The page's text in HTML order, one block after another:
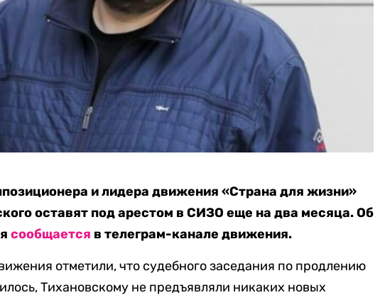
и лидера движения «Страна для жизни»
оставят под арестом в СИЗО еще на два месяца. Об
сообщается в телеграм-канале движения.
отметили, что судебного заседания по продлению
Тихановскому не предъявляли никаких новых